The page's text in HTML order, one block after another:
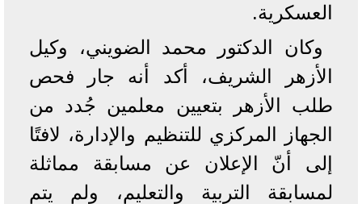
العسكرية.
وكان الدكتور محمد الضويني، وكيل
الأزهر الشريف، أكد أنه جار فحص
طلب الأزهر بتعيين معلمين جُدد من
الجهاز المركزي للتنظيم والإدارة، لافتًا
إلى أنّ الإعلان عن مسابقة مماثلة
لمسابقة التربية والتعليم، ولم يتم